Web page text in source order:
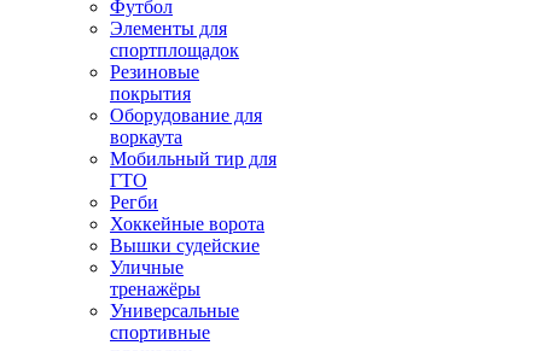
Футбол
Элементы для
спортплощадок
Резиновые
покрытия
Оборудование для
воркаута
Мобильный тир для
ГТО
Регби
Хоккейные ворота
Вышки судейские
Уличные
тренажёры
Универсальные
спортивные